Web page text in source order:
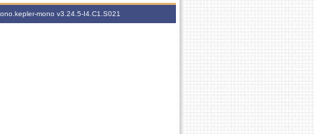
mono v3.24.5-I4.C1.S021